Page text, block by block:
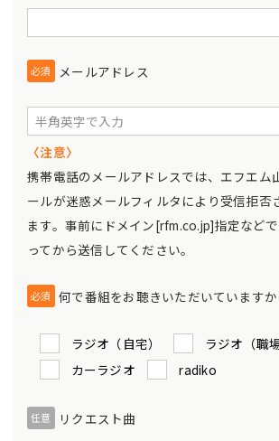
必須 メールアドレス
〈注意〉
携帯電話のメールアドレスでは、エフエム
ールが迷惑メールフィルタにより受信拒否
ます。事前にドメイン[rfm.co.jp]指定など
ってから送信してください。
必須 何で番組をお聴きいただいていますか
ラジオ（自宅）
ラジオ（職場
カーラジオ
radiko
任意 リクエスト曲